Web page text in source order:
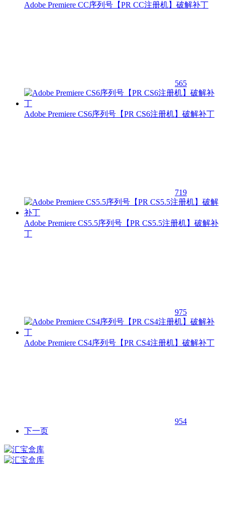
Adobe Premiere CC序列号【PR CC注册机】破解补丁
565
Adobe Premiere CS6序列号【PR CS6注册机】破解补丁
719
Adobe Premiere CS5.5序列号【PR CS5.5注册机】破解补
丁
975
Adobe Premiere CS4序列号【PR CS4注册机】破解补丁
954
下一页